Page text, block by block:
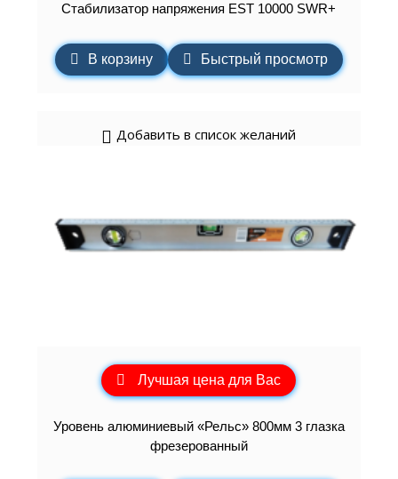
Стабилизатор напряжения EST 10000 SWR+
В корзину Быстрый просмотр
Добавить в список желаний
Лучшая цена для Вас
Уровень алюминиевый «Рельс» 800мм 3 глазка
фрезерованный